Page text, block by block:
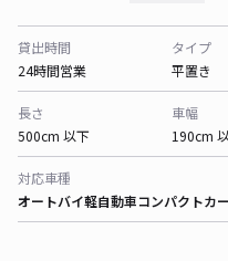
貸出時間
24時間営業
タイプ
平置き
長さ
500cm 以下
車幅
190cm
対応車種
オートバイ軽自動車コンパクトカー